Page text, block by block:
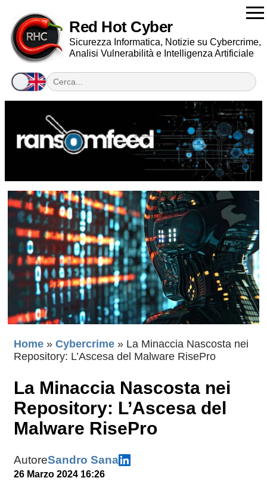
Red Hot Cyber
Sicurezza Informatica, Notizie su Cybercrime,
Analisi Vulnerabilità e Intelligenza Artificiale
Home » Cybercrime » La Minaccia Nascosta nei
Repository: L’Ascesa del Malware RisePro
La Minaccia Nascosta nei
Repository: L’Ascesa del
Malware RisePro
AutoreSandro Sana
26 Marzo 2024 16:26